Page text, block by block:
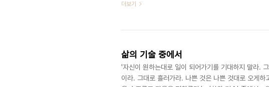
무의미하지 않게 그것을 상처로만 남겨두지 말고 그
더보기
삶의 기술 중에서
'자신이 원하는대로 일이 되어가기를 기대하지 말라.
이라. 그대로 흘러가라. 나쁜 것은 나쁜 것대로 오게